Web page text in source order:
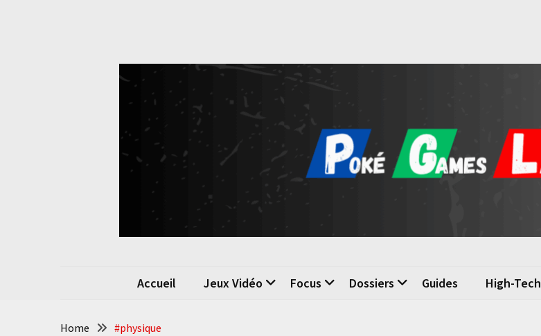
Poké Games Land
La passion du jeu vidéo
Accueil Jeux Vidéo Focus Dossiers Guides High-Tech
Home #physique